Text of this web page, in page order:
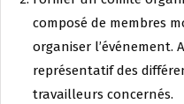
composé de membres
organiser l’événement.
représentatif des
travailleurs concernés.